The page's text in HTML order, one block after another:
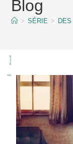
contentBlog
> SÉRIE >